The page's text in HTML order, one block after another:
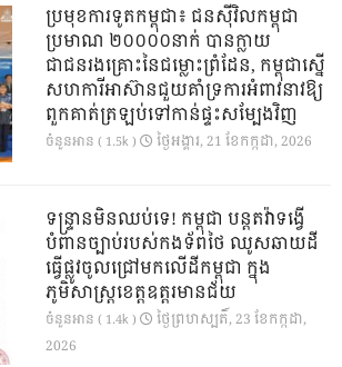
ប្រមុខការទូតកម្ពុជា៖ ជនស៊ីវិលកម្ពុជា
ប្រមាណ ២០០០០នាក់ បានក្លាយ
ជាជនរងគ្រោះនៃជម្លោះព្រំដែន, កម្ពុជាស្នើ
សហការីអាស៊ានជួយគាំទ្រការអំពាវនាវឱ្យ
ពួកគាត់ត្រឡប់ទៅកាន់ផ្ទះសម្បែងវិញ
ចំនួនអាន ( 1.5k ) ថ្ងៃ​អង្គារ, 21 ខែ​កក្កដា, 2026
ទន្ទ្រានមិនឈប់ទេ! កម្ពុជា បន្តតវ៉ាទង្វើ
បំពានច្បាប់របស់កងទ័ពថៃ ឈូសឆាយដី
ធ្វើផ្លូវចូលជ្រៅមកលើដីកម្ពុជា ក្នុង
ភូមិសាស្ត្រខេត្តឧត្តរមានជ័យ
ចំនួនអាន ( 1.4k )
ថ្ងៃ​ព្រហស្បតិ៍, 23 ខែ​កក្កដា,
2026